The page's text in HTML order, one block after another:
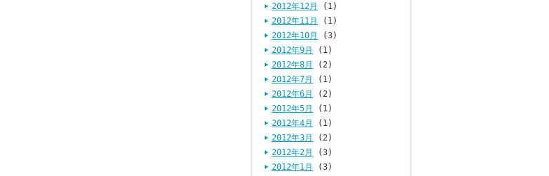
2012年12月
(1)
2012年11月
(1)
2012年10月
(3)
2012年9月
(1)
2012年8月
(2)
2012年7月
(1)
2012年6月
(2)
2012年5月
(1)
2012年4月
(1)
2012年3月
(2)
2012年2月
(3)
2012年1月
(3)